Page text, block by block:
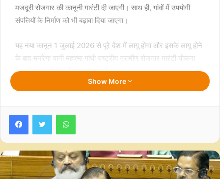
मजदूरी रोजगार की कानूनी गारंटी दी जाएगी। साथ ही, गांवों में उपयोगी
संपत्तियों के निर्माण को भी बढ़ावा दिया जाएगा।
यह नया कानून 1 जुलाई 2026 से पूरे देश में लागू होगा और इसके लागू होने
के बाद मनरेगा यानी महात्मा गांधी राष्ट्रीय ग्रामीण रोजगार गारंटी योजना
(एमजीएनआरईजीए) रिरस्त हो जाएगी।
लागू होगा?
जी हां। केंद्र सरकार की अधिसूचना के अनुसार यह कानून 1 जुलाई 2026
से पूरे देश में एक साथ लागू किया जाएगा।
प्रश्न 2: इस कानून के तहत कितने दिनों का रोजगार मिलेगा?
Show More
FacebookTwitter WhatsApp